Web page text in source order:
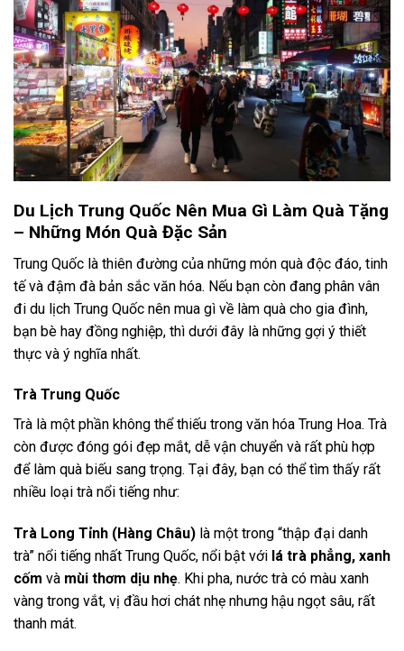
Du Lịch Trung Quốc Nên Mua Gì Làm Quà Tặng
– Những Món Quà Đặc Sản
Trung Quốc là thiên đường của những món quà độc đáo, tinh
tế và đậm đà bản sắc văn hóa. Nếu bạn còn đang phân vân
đi du lịch Trung Quốc nên mua gì về làm quà cho gia đình,
bạn bè hay đồng nghiệp, thì dưới đây là những gợi ý thiết
thực và ý nghĩa nhất.
Trà Trung Quốc
Trà là một phần không thể thiếu trong văn hóa Trung Hoa. Trà
còn được đóng gói đẹp mắt, dễ vận chuyển và rất phù hợp
để làm quà biếu sang trọng. Tại đây, bạn có thể tìm thấy rất
nhiều loại trà nổi tiếng như:
Trà Long Tỉnh (Hàng Châu) là một trong “thập đại danh
trà” nổi tiếng nhất Trung Quốc, nổi bật với lá trà phẳng, xanh
cốm và mùi thơm dịu nhẹ. Khi pha, nước trà có màu xanh
vàng trong vắt, vị đầu hơi chát nhẹ nhưng hậu ngọt sâu, rất
thanh mát.